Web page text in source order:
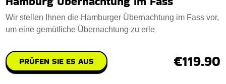
Wir stellen Ihnen die Hamburger Übernachtung im Fass vor,
um eine gemütliche Übernachtung zu erle
PRÜFEN SIE ES AUS €119.90